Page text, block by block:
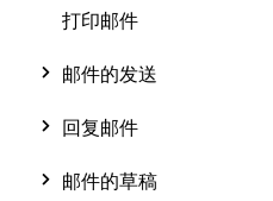
打印邮件
邮件的发送
回复邮件
邮件的草稿